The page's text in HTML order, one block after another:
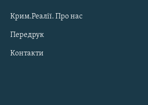
Крим.Реалії. Про нас
Передрук
Контакти